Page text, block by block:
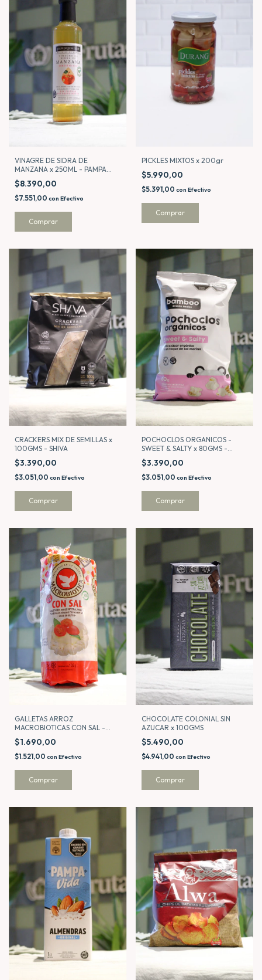
VINAGRE DE SIDRA DE
MANZANA x 250ML - PAMPA
GOURMET
$8.390,00
$7.551,00 con Efectivo
PICKLES MIXTOS x 200gr
$5.990,00
$5.391,00 con Efectivo
CRACKERS MIX DE SEMILLAS x
100GMS - SHIVA
$3.390,00
$3.051,00 con Efectivo
POCHOCLOS ORGANICOS -
SWEET & SALTY x 80GMS -
BAMBOO
$3.390,00
$3.051,00 con Efectivo
GALLETAS ARROZ
MACROBIOTICAS CON SAL -
CEREALKO
$1.690,00
$1.521,00 con Efectivo
CHOCOLATE COLONIAL SIN
AZUCAR x 100GMS
$5.490,00
$4.941,00 con Efectivo